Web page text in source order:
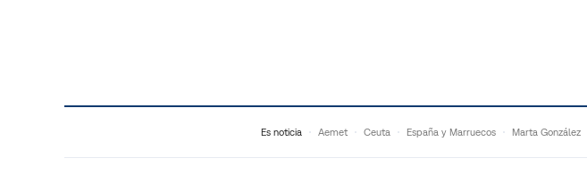
Es noticia Aemet Ceuta España y Marruecos Marta González